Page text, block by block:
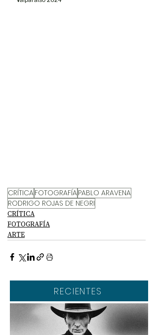
CRÍTICAFOTOGRAFÍAPABLO ARAVENA
RODRIGO ROJAS DE NEGRI
CRÍTICA
FOTOGRAFÍA
ARTE
RECIENTES